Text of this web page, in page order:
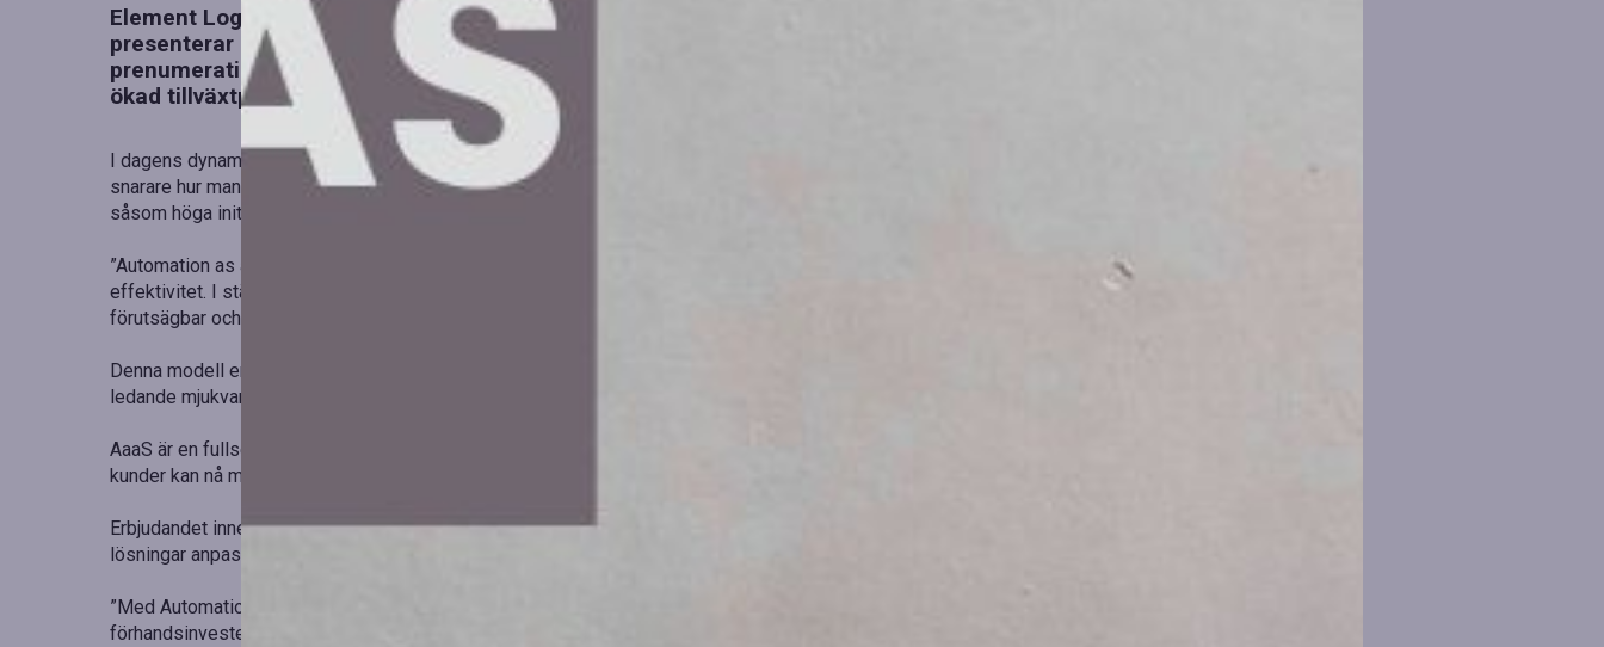
Element Logic, en av Europas främsta aktörer inom automationslösningar,
presenterar nu Automation as a Service (AaaS). Denna
prenumerationsbaserade modell revolutionerar lagerautomation och möjliggör
ökad tillväxtpotential för företag i hela Europa.
I dagens dynamiska logistikmiljö handlar det inte längre om huruvida man ska automatisera, utan
snarare hur man kan göra det effektivt. Genom AaaS tar Element Logic bort traditionella hinder,
såsom höga initiala investeringar och teknisk komplexitet.
”Automation as a Service innebär att företag kan tänka på automation som att prenumerera på
effektivitet. I stället för att binda kapital och resurser i komplexa projekt får man en flexibel,
förutsägbar och framtidssäker lösning som växer i takt med verksamheten,” säger hon.
Denna modell erbjuder skräddarsydda automationslösningar, tillsammans med Element Logics
ledande mjukvara, live-övervakning och kontinuerlig optimering, allt till en förutsägbar driftkostnad.
AaaS är en fullservicemodell där Element Logic tar ett delat operativt ansvar. Detta säkerställer att
kunder kan nå maximal produktivitet med minimal komplexitet.
Erbjudandet innefattar ingen initial investering, garanterad upptid och prestanda, samt skalbara
lösningar anpassade efter affärstillväxt.
”Med Automation as a Service tar vi bort hindren för lagerautomation,” säger hon. ”Inga
förhandsinvesteringar, minskad operativ risk och mindre belastning på interna resurser – allt